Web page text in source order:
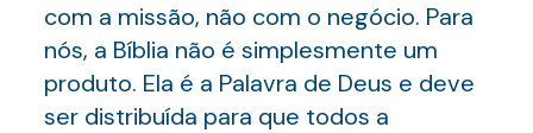
com a missão, não com o negócio. Para
nós, a Bíblia não é simplesmente um
produto. Ela é a Palavra de Deus e deve
ser distribuída para que todos a